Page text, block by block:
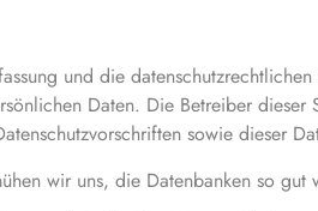
und die
Daten. Die Betreiber
sowie dieser
wir uns, die Datenbanken so